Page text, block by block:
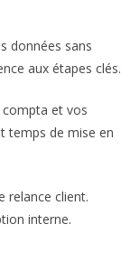
données sans
aux étapes clés.
compta et vos
temps de mise en
relance client.
interne.